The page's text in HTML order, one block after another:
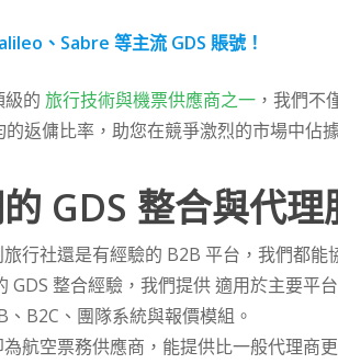
、Sabre 等主流 GDS 賬號！
的 旅行技術與機票供應商之一 ，我們不
返傭比率，助您在競爭激烈的市場中佔
GDS 整合與代理
行社還是有經驗的 B2B 平台，我們都能
GDS 整合經驗，我們提供 適用於主要平
B2C、團隊系統與報價模組。
航空票務供應商，能提供比一般代理商